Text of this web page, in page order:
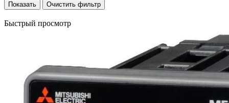
Очистить фильтр
Быстрый просмотр